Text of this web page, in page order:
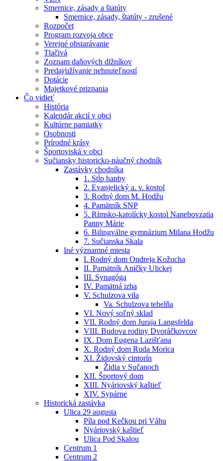
Smernice, zásady a štatúty
Smernice, zásady, štatúty - zrušené
Rozpočet
Program rozvoja obce
Verejné obstarávanie
Tlačivá
Zoznam daňových dlžníkov
Predaj⁄užívanie nehnuteľností
Dotácie
Majetkové priznania
Čo vidieť
História
Kalendár akcií v obci
Kultúrne pamiatky
Osobnosti
Prírodné krásy
Športoviská v obci
Sučiansky historicko-náučný chodník
Zastávky chodníka
1. Stĺp hanby
2. Evanjelický a. v. kostol
3. Rodný dom M. Hodžu
4. Pamätník SNP
5. Rímsko-katolícky kostol Nanebovzatia
Panny Márie
6. Bilingválne gymnázium Milana Hodžu
7. Sučianska Skala
Iné významné miesta
I. Rodný dom Ondreja Kožucha
II. Pamätník Aničky Ulickej
III. Synagóga
IV. Pamätná izba
V. Schulzova vila
Va. Schulzova tehelňa
VI. Nový soľný sklad
VII. Rodný dom Juraja Langsfelda
VIII. Budova rodiny Dvoráčkovcov
IX. Dom Eugena Lazišťana
X. Rodný dom Ruda Morica
XI. Židovský cintorín
Židia v Sučanoch
XII. Športový dom
XIII. Nyáriovský kaštieľ
XIV. Sypárne
Historická zastávka
Ulica 29 augusta
Píla pod Kečkou pri Váhu
Nyáriovský kaštieľ
Ulica Pod Skalou
Centrum 1
Centrum 2